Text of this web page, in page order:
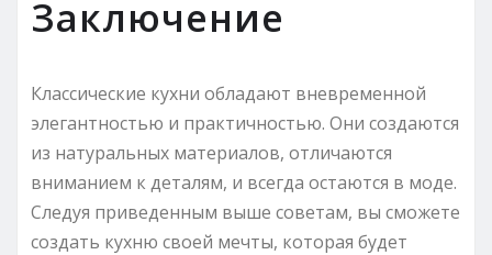
Заключение
Классические кухни обладают вневременной
элегантностью и практичностью. Они создаются
из натуральных материалов, отличаются
вниманием к деталям, и всегда остаются в моде.
Следуя приведенным выше советам, вы сможете
создать кухню своей мечты, которая будет